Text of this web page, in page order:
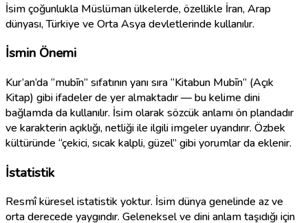
İsim çoğunlukla Müslüman ülkelerde, özellikle İran, Arap
dünyası, Türkiye ve Orta Asya devletlerinde kullanılır.
İsmin Önemi
Kur’an’da “mubīn” sıfatının yanı sıra “Kitabun Mubīn” (Açık
Kitap) gibi ifadeler de yer almaktadır — bu kelime dini
bağlamda da kullanılır. İsim olarak sözcük anlamı ön plandadır
ve karakterin açıklığı, netliği ile ilgili imgeler uyandırır. Özbek
kültüründe “çekici, sıcak kalpli, güzel” gibi yorumlar da eklenir.
İstatistik
Resmî küresel istatistik yoktur. İsim dünya genelinde az ve
orta derecede yaygındır. Geleneksel ve dini anlam taşıdığı için